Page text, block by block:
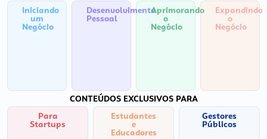
Iniciando
um
Negócio
Desenvolvimento
Pessoal
Aprimorando
o
Negócio
Expandindo
o
Negócio
CONTEÚDOS EXCLUSIVOS PARA
Para
Startups
Estudantes
e
Educadores
Gestores
Públicos